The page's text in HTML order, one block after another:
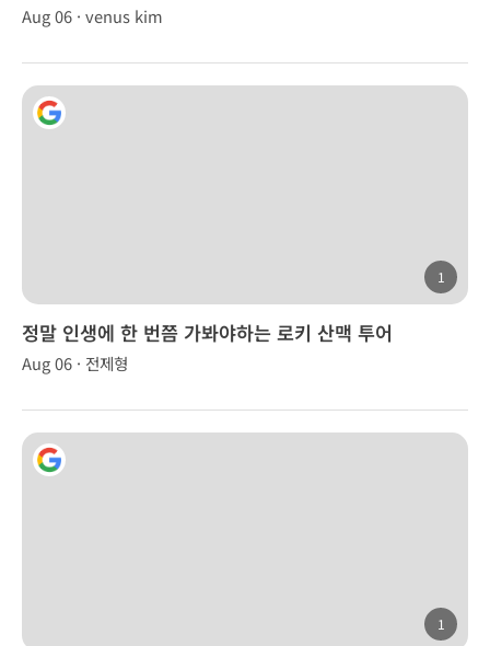
Aug 06 · venus kim
1
정말 인생에 한 번쯤 가봐야하는 로키 산맥 투어
Aug 06 · 전제형
1